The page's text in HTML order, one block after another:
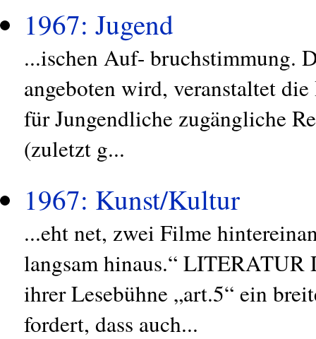
1967: Jugend
...ischen Auf- bruchstimmung.
angeboten wird, veranstaltet
für Jungendliche zugängliche
(zuletzt g...
1967: Kunst/Kultur
...eht net, zwei Filme
langsam hinaus.“
ihrer Lesebühne „art.5“ ein
fordert, dass auch...